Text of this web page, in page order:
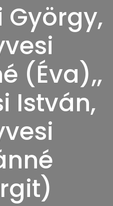
György,
(Éva),,
István,